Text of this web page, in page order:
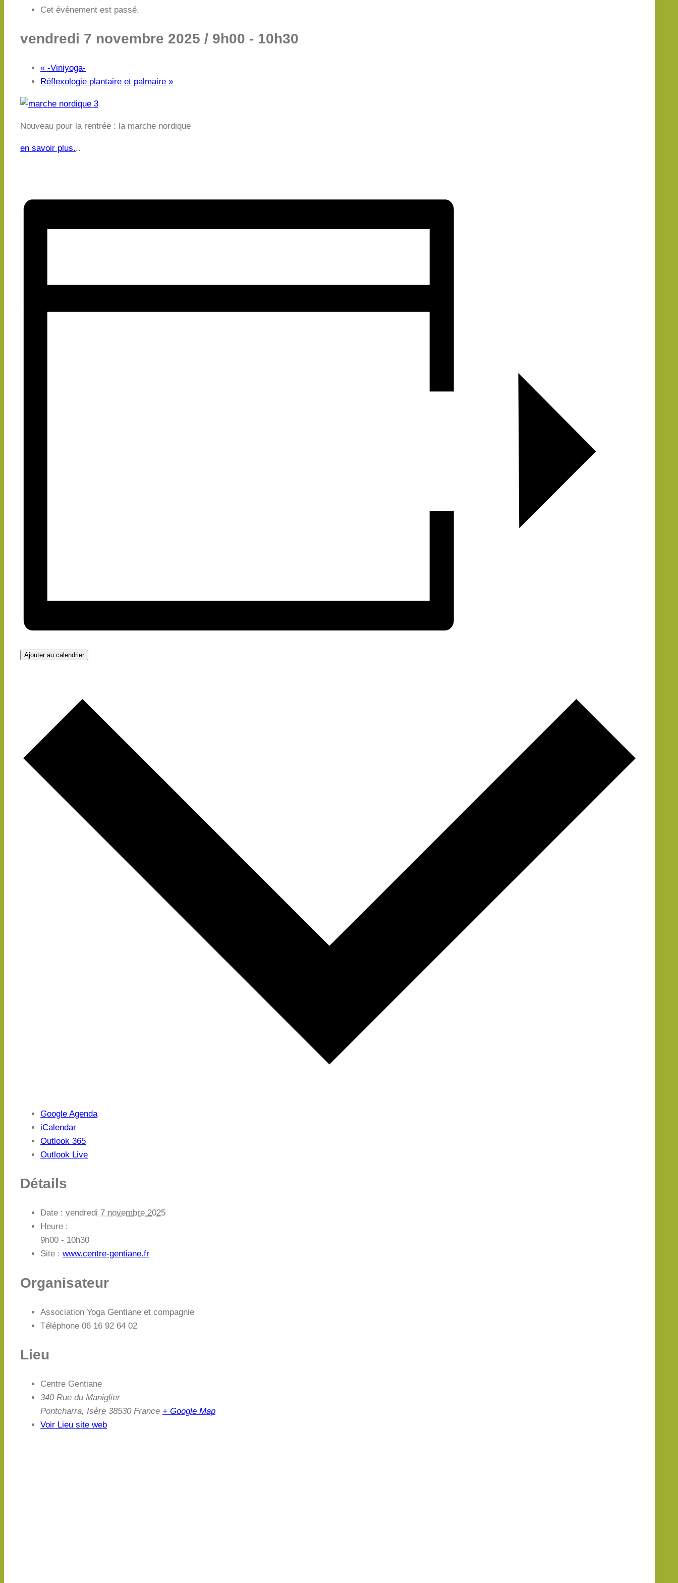
Cet évènement est passé.
vendredi 7 novembre 2025 / 9h00 - 10h30
« -Viniyoga-
Réflexologie plantaire et palmaire »
Nouveau pour la rentrée : la marche nordique
en savoir plus...
Ajouter au calendrier
Google Agenda
iCalendar
Outlook 365
Outlook Live
Détails
Date : vendredi 7 novembre 2025
Heure :
9h00 - 10h30
Site : www.centre-gentiane.fr
Organisateur
Association Yoga Gentiane et compagnie
Téléphone 06 16 92 64 02
Lieu
Centre Gentiane
340 Rue du Maniglier
Pontcharra, Isère 38530 France + Google Map
Voir Lieu site web